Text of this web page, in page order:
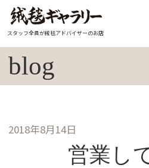
スタッフ全員が絨毯アドバイザーのお店
blog
2018年8月14日
営業し